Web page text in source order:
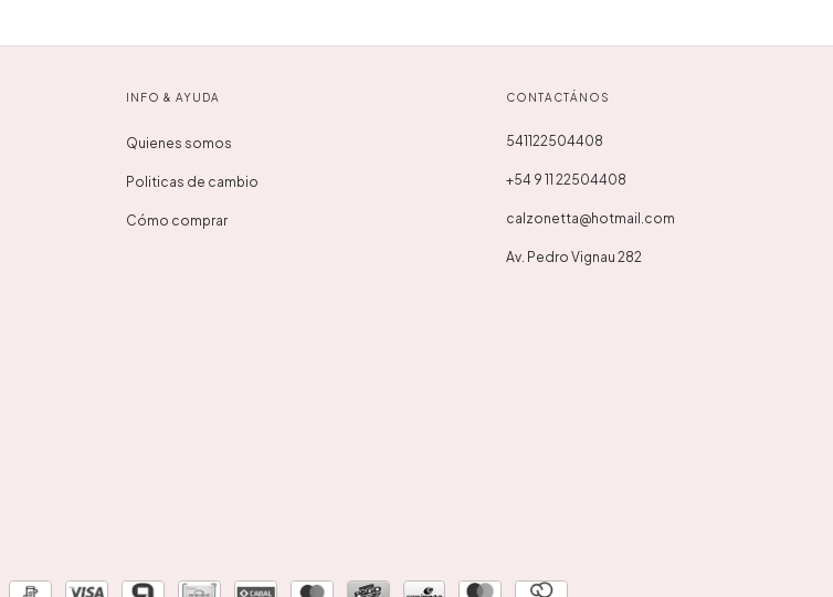
INFO & AYUDA
Quienes somos
Politicas de cambio
Cómo comprar
CONTACTÁNOS
541122504408
+54 9 11 22504408
calzonetta@hotmail.com
Av. Pedro Vignau 282